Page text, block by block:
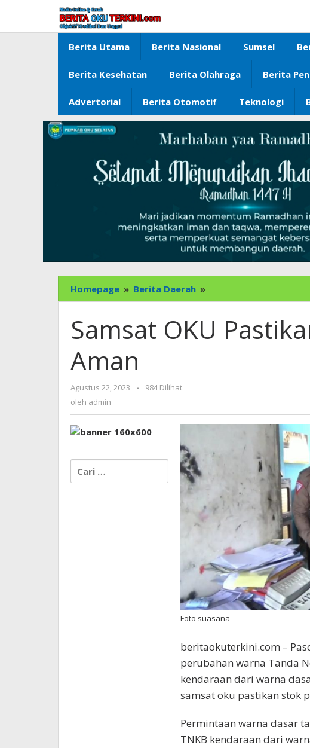
konten
Berita Utama Berita Nasional Sumsel
Berita Kesehatan Berita Olahraga Berita
Advertorial Berita Otomotif Teknologi
Homepage » Berita Daerah »
OKU
Stok
Plat
Samsat OKU
Aman
Agustus 22, 2023
oleh
-
984 Dilihat
oleh admin
untuk:
Foto suasana
beritaokuterkini.com –
perubahan warna Tanda
kendaraan dari warna
samsat oku pastikan stok
Permintaan warna dasar
TNKB kendaraan dari